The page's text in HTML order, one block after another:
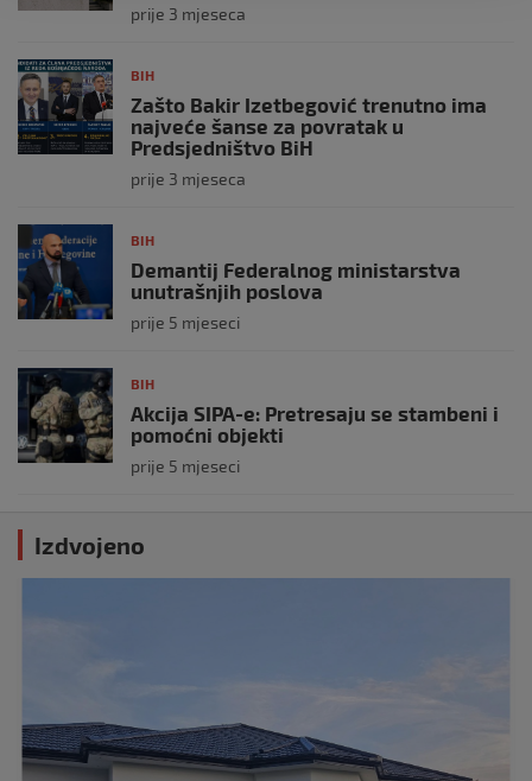
prije 3 mjeseca
BIH
Zašto Bakir Izetbegović trenutno ima
najveće šanse za povratak u
Predsjedništvo BiH
prije 3 mjeseca
BIH
Demantij Federalnog ministarstva
unutrašnjih poslova
prije 5 mjeseci
BIH
Akcija SIPA-e: Pretresaju se stambeni i
pomoćni objekti
prije 5 mjeseci
Izdvojeno